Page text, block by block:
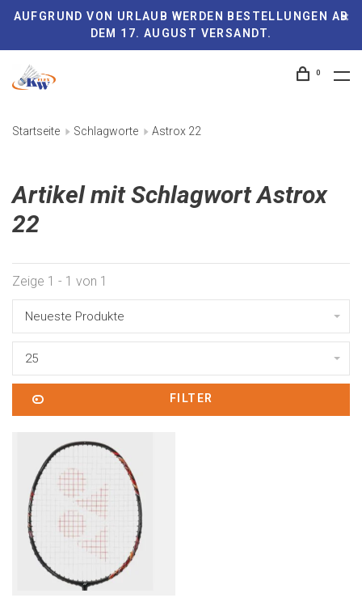
AUFGRUND VON URLAUB WERDEN BESTELLUNGEN AB
DEM 17. AUGUST VERSANDT.
0
Startseite Schlagworte Astrox 22
Artikel mit Schlagwort Astrox
22
Zeige 1 - 1 von 1
Neueste Produkte
25
FILTER